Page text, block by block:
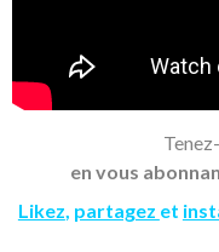
en vous
Likez partagez et